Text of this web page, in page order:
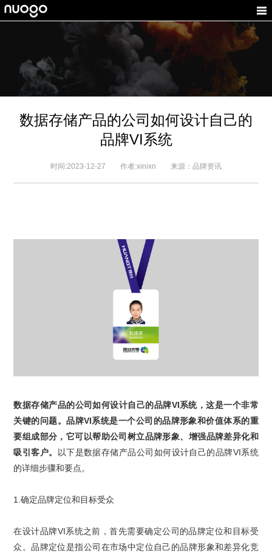
数据存储产品的公司如何设计自己的
品牌VI系统
时间:2023-12-27 作者:xinixn 来源：品牌资讯
数据存储产品的公司如何设计自己的品牌VI系统，这是一个非常
关键的问题。品牌VI系统是一个公司的品牌形象和价值体系的重
要组成部分，它可以帮助公司树立品牌形象、增强品牌差异化和
吸引客户。
以下是数据存储产品公司如何设计自己的品牌VI系统
的详细步骤和要点。
1.确定品牌定位和目标受众
在设计品牌VI系统之前，首先需要确定公司的品牌定位和目标受
众。品牌定位是指公司在市场中定位自己的品牌形象和差异化竞